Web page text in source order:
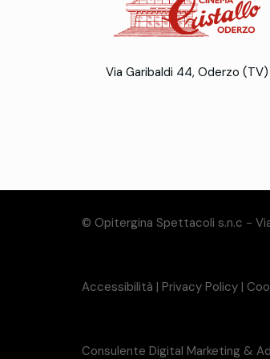
Via Garibaldi 44, Oderzo (TV)
© Opitergina Spettacoli s.n.c -
Accessibilità | Privacy Policy |
Consulente Digital Marketing &